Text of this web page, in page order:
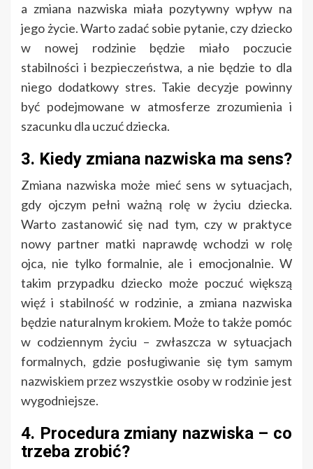
a zmiana nazwiska miała pozytywny wpływ na
jego życie. Warto zadać sobie pytanie, czy dziecko
w nowej rodzinie będzie miało poczucie
stabilności i bezpieczeństwa, a nie będzie to dla
niego dodatkowy stres. Takie decyzje powinny
być podejmowane w atmosferze zrozumienia i
szacunku dla uczuć dziecka.
3. Kiedy zmiana nazwiska ma sens?
Zmiana nazwiska może mieć sens w sytuacjach,
gdy ojczym pełni ważną rolę w życiu dziecka.
Warto zastanowić się nad tym, czy w praktyce
nowy partner matki naprawdę wchodzi w rolę
ojca, nie tylko formalnie, ale i emocjonalnie. W
takim przypadku dziecko może poczuć większą
więź i stabilność w rodzinie, a zmiana nazwiska
będzie naturalnym krokiem. Może to także pomóc
w codziennym życiu – zwłaszcza w sytuacjach
formalnych, gdzie posługiwanie się tym samym
nazwiskiem przez wszystkie osoby w rodzinie jest
wygodniejsze.
4. Procedura zmiany nazwiska – co
trzeba zrobić?